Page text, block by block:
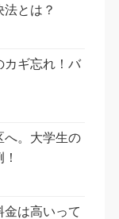
とは？
カギ忘れ！バ
へ。大学生の
金は高いって